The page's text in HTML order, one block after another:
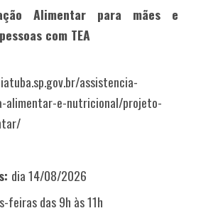
Alimentar para mães e
com TEA
assistencia-
alimentar-e-nutricional/projeto-
dia 14/08/2026
feiras das 9h às 11h